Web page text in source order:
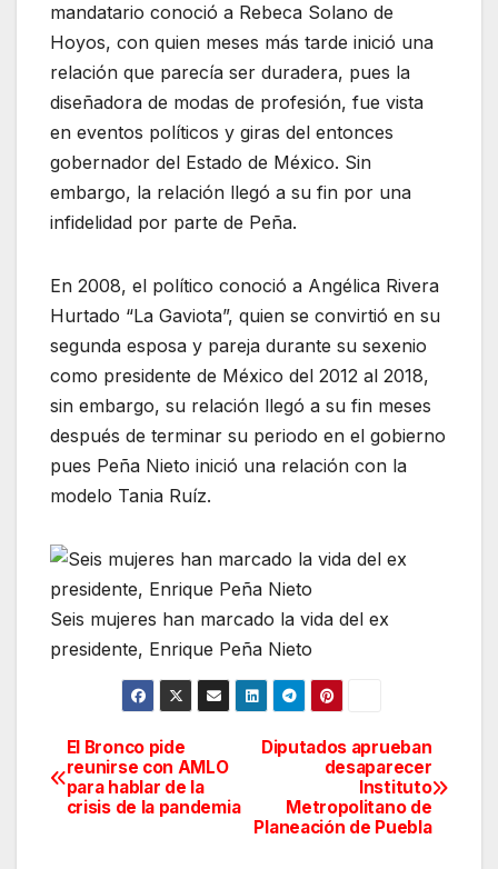
mandatario conoció a Rebeca Solano de
Hoyos, con quien meses más tarde inició una
relación que parecía ser duradera, pues la
diseñadora de modas de profesión, fue vista
en eventos políticos y giras del entonces
gobernador del Estado de México. Sin
embargo, la relación llegó a su fin por una
infidelidad por parte de Peña.
En 2008, el político conoció a Angélica Rivera
Hurtado “La Gaviota”, quien se convirtió en su
segunda esposa y pareja durante su sexenio
como presidente de México del 2012 al 2018,
sin embargo, su relación llegó a su fin meses
después de terminar su periodo en el gobierno
pues Peña Nieto inició una relación con la
modelo Tania Ruíz.
Seis mujeres han marcado la vida del ex
presidente, Enrique Peña Nieto
Navegación
de
Diputados aprueban
desaparecer
Instituto
Metropolitano de
Planeación de Puebla
El Bronco pide
reunirse con AMLO
para hablar de la
crisis de la pandemia